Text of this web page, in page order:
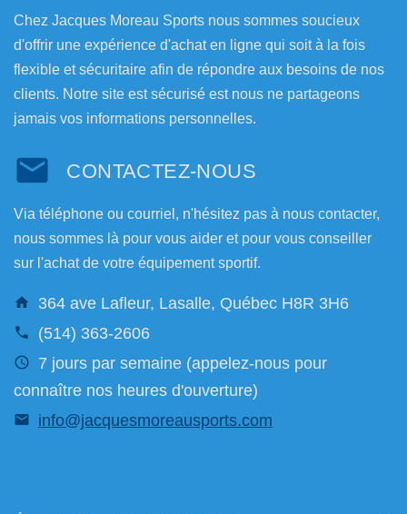
Chez Jacques Moreau Sports nous sommes soucieux
d'offrir une expérience d'achat en ligne qui soit à la fois
flexible et sécuritaire afin de répondre aux besoins de nos
clients. Notre site est sécurisé est nous ne partageons
jamais vos informations personnelles.
CONTACTEZ-NOUS
Via téléphone ou courriel, n'hésitez pas à nous contacter,
nous sommes là pour vous aider et pour vous conseiller
sur l'achat de votre équipement sportif.
364 ave Lafleur, Lasalle, Québec H8R 3H6
(514) 363-2606
7 jours par semaine (appelez-nous pour
connaître nos heures d'ouverture)
info@jacquesmoreausports.com